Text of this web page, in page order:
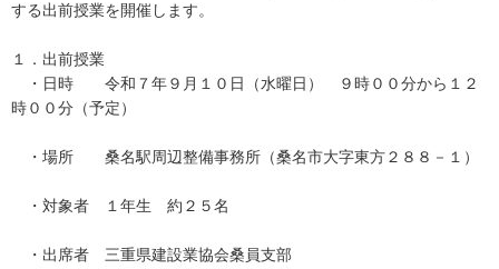
する出前授業を開催します。
１．出前授業
・日時 令和７年９月１０日（水曜日） ９時００分から１２
時００分（予定）
・場所 桑名駅周辺整備事務所（桑名市大字東方２８８－１）
・対象者 １年生 約２５名
・出席者 三重県建設業協会桑員支部